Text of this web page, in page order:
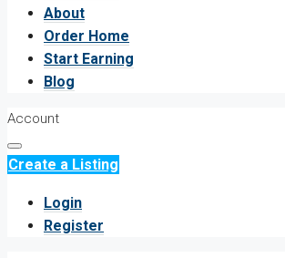
About
Order Home
Start Earning
Blog
Account
Create a Listing
Login
Register